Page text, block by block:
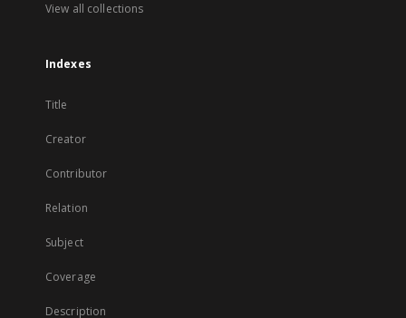
View all collections
Indexes
Title
Creator
Contributor
Relation
Subject
Coverage
Description